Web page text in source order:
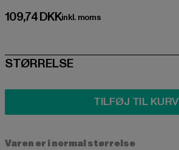
109,74 DKK
Nuværende pris: 109,74 DKK
inkl. moms
SIZE
STØRRELSE
TILFØJ TIL KURV
Varen er i normal størrelse